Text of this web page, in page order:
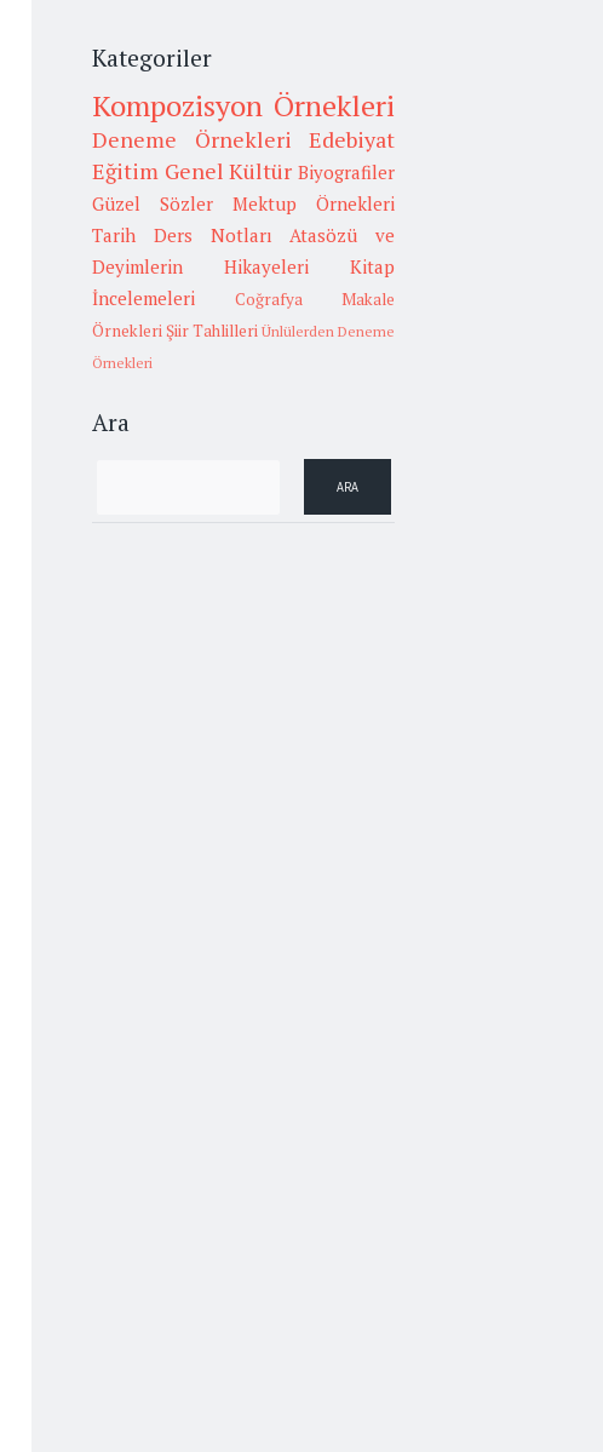
Kategoriler
Kompozisyon Örnekleri
Deneme Örnekleri
Edebiyat
Eğitim Genel Kültür Biyografiler
Güzel Sözler
Mektup Örnekleri
Tarih
Ders Notları
Atasözü ve
Deyimlerin Hikayeleri
Kitap
İncelemeleri
Coğrafya
Makale
Örnekleri Şiir Tahlilleri Ünlülerden Deneme
Örnekleri
Ara